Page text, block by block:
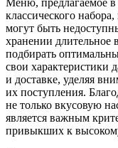
Меню, предлагаемое в
классического
могут быть
хранении длительное
подбирать
свои характеристики
и доставке, уделяя
их поступления.
не только вкусовую
является важным
привыкших к